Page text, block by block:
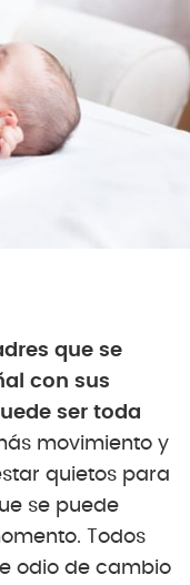
que se
con sus
ser toda
movimiento y
quietos para
se puede
Todos
odio de cambio